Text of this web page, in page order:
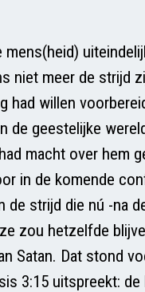
niet meer de strijd
had willen
de geestelijke
macht over hem
in de komende
de strijd die nú -na
zou hetzelfde
Satan. Dat stond
3:15 uitspreekt: de